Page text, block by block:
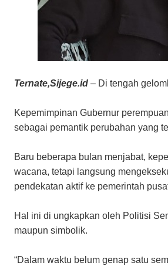
Ternate,Sijege.id – Di tengah
Kepemimpinan Gubernur
sebagai pemantik perubahan yang
Baru beberapa bulan menjabat,
wacana, tetapi langsung
pendekatan aktif ke pemerintah
Hal ini di ungkapkan oleh Politisi
maupun simbolik.
“Dalam waktu belum genap satu